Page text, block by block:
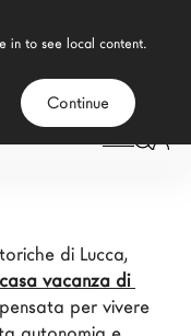
Continue
Design
di Lucca,
casa vacanza di
per vivere